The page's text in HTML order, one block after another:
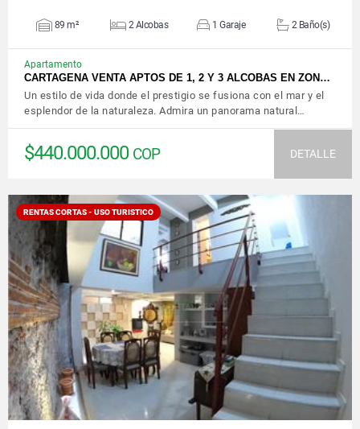
89 m² 2 Alcobas 1 Garaje 2 Baño(s)
Apartamento
CARTAGENA VENTA APTOS DE 1, 2 Y 3 ALCOBAS EN ZON…
Un estilo de vida donde el prestigio se fusiona con el mar y el
esplendor de la naturaleza. Admira un panorama natural…
$440.000.000 COP DETALLE
RENTAS CORTAS - USO TURISTICO
VER DETALLES